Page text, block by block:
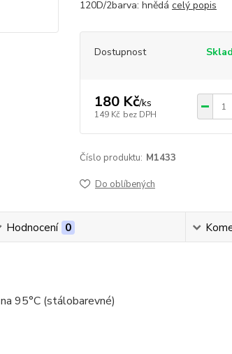
120D/2barva: hnědá celý popis
Dostupnost
180 Kč/ks
149 Kč bez DPH
Číslo produktu: M1433
Do oblíbených
Hodnocení 0
95°C (stálobarevné)